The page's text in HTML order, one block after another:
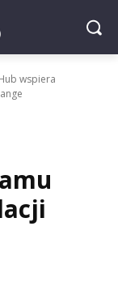
wspiera